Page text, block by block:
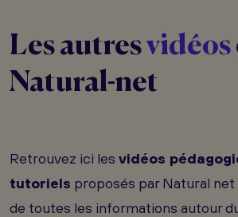
Les autresvidéos
Natural-net
Retrouvez ici les vidéos
tutoriels proposés par Natural
de toutes les informations autour